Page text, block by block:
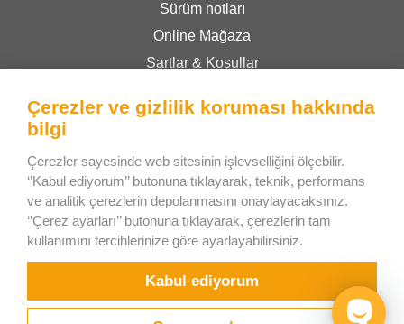
Sürüm notları
Online Mağaza
Şartlar & Koşullar
U Pekarky 484/1a
180 00 Prague 8 – Liben
Czech Republic
Çerezler ve gizlilik koruması hakkında
bilgi
Çerezler sayesinde web sitesinin işlevselliğini ölçebilir.
‘’Kabul ediyorum’’ butonuna tıklayarak, teknik, performans
ve analitik çerezlerin depolanmasını onaylayacaksınız.
‘’Çerez ayarları’’ butonuna tıklayarak, çerezlerin tam
kullanımını tercihlerinize göre ayarlayabilirsiniz.
Kabul ediyorum